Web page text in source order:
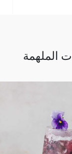
الملهمة